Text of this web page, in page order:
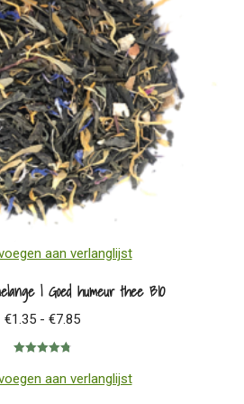
gekozen
worden
op
de
productpagina
aan verlanglijst
| Goed humeur thee BIO
€1.35 - €7.85Prijsklasse:
€7.85
4.80uit 5
aan verlanglijst